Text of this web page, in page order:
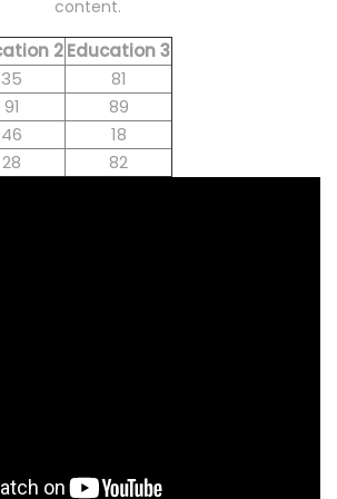
content.
2Education 3
35
81
91
89
46
18
28 82